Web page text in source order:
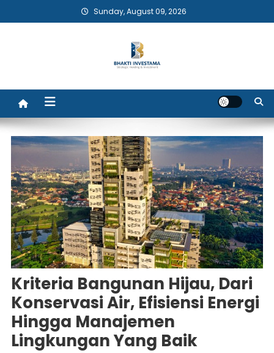
to
Sunday, August 09, 2026
Bhakti Investama
Kriteria Bangunan Hijau, Dari
Konservasi Air, Efisiensi Energi
Hingga Manajemen
Lingkungan Yang Baik